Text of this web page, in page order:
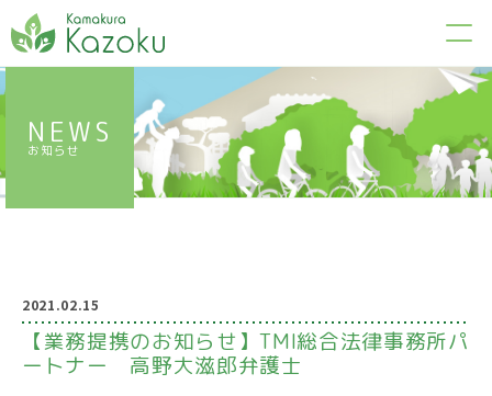
NEWS
お知らせ
2021.02.15
【業務提携のお知らせ】TMI総合法律事務所パ
ートナー 高野大滋郎弁護士